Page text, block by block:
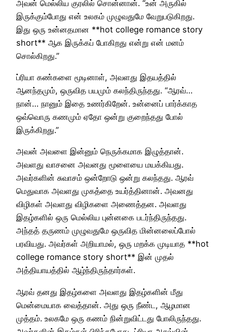
அவன் மெல்லிய குரலில் சொன்னான். “உன் அருகில்
இருக்கும்போது என் உலகம் முழுவதுமே வேறுபடுகிறது.
இது ஒரு உன்னதமான **hot college romance story
short** ஆக இருக்கப் போகிறது என்று என் மனம்
சொல்கிறது.”
ப்ரியா கண்களை மூடினாள், அவளது இதயத்தில்
ஆனந்தமும், ஒருவித பயமும் கலந்திருந்தது. “ஆரவ்…
நான்… நானும் இதை உணர்கிறேன். உன்னைப் பார்க்காத
ஒவ்வொரு கணமும் ஏதோ ஒன்று குறைந்தது போல்
இருக்கிறது.”
அவன் அவளை இன்னும் நெருக்கமாக இழுத்தான்.
அவளது வாசனை அவனது மூளையை மயக்கியது.
அவர்களின் சுவாசம் ஒன்றோடு ஒன்று கலந்தது. ஆரவ்
மெதுவாக அவளது முகத்தை உயர்த்தினான். அவனது
விழிகள் அவளது விழிகளை அணைத்தன. அவளது
இதழ்களில் ஒரு மெல்லிய புன்னகை படர்ந்திருந்தது.
அந்தத் தருணம் முழுவதுமே ஒருவித மின்னலைப்போல்
பரவியது. அவர்கள் அறியாமல், ஒரு மறக்க முடியாத **hot
college romance story short** இன் முதல்
அத்தியாயத்தில் ஆழ்ந்திருந்தார்கள்.
ஆரவ் தனது இதழ்களை அவளது இதழ்களின் மீது
மென்மையாக வைத்தான். அது ஒரு நீண்ட, ஆழமான
முத்தம். உலகமே ஒரு கணம் நின்றுவிட்டது போலிருந்தது.